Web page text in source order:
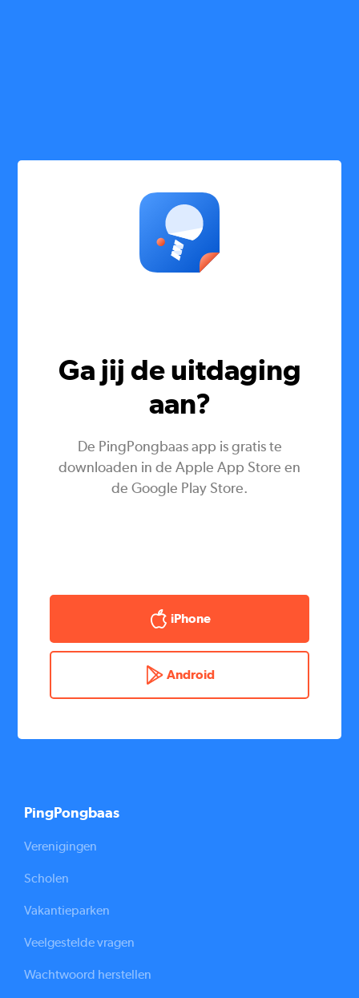
Ga jij de uitdaging
aan?
De PingPongbaas app is gratis te
downloaden in de Apple App Store en
de Google Play Store.
iPhone
Android
PingPongbaas
Verenigingen
Scholen
Vakantieparken
Veelgestelde vragen
Wachtwoord herstellen